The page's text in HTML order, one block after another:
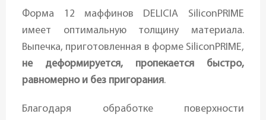
Форма 12 маффинов DELICIA SiliconPRIME
имеет оптимальную толщину материала.
Выпечка, приготовленная в форме SiliconPRIME,
не деформируется, пропекается быстро,
равномерно и без пригорания.
Благодаря обработке поверхности